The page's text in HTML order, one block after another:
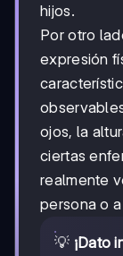
hijos.
Por otro
expresión
ojos, la
ciertas
realmente
persona o
💡 ¡Dato